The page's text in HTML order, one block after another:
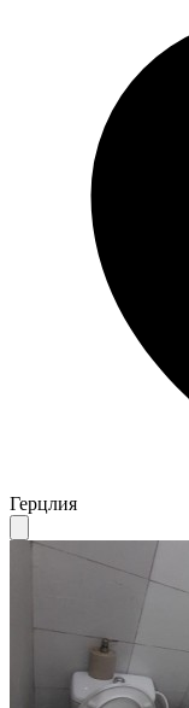
Герцлия